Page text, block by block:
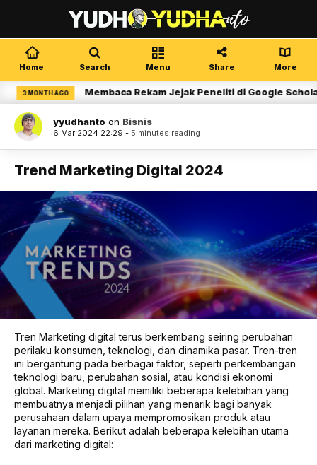
Home Search Menu Share More
3 MONTH AGO Membaca Rekam Jejak Peneliti di Google Scholar
yyudhanto on Bisnis
6 Mar 2024 22:29 - 5 minutes reading
Trend Marketing Digital 2024
Tren Marketing digital terus berkembang seiring perubahan
perilaku konsumen, teknologi, dan dinamika pasar. Tren-tren
ini bergantung pada berbagai faktor, seperti perkembangan
teknologi baru, perubahan sosial, atau kondisi ekonomi
global. Marketing digital memiliki beberapa kelebihan yang
membuatnya menjadi pilihan yang menarik bagi banyak
perusahaan dalam upaya mempromosikan produk atau
layanan mereka. Berikut adalah beberapa kelebihan utama
dari marketing digital: